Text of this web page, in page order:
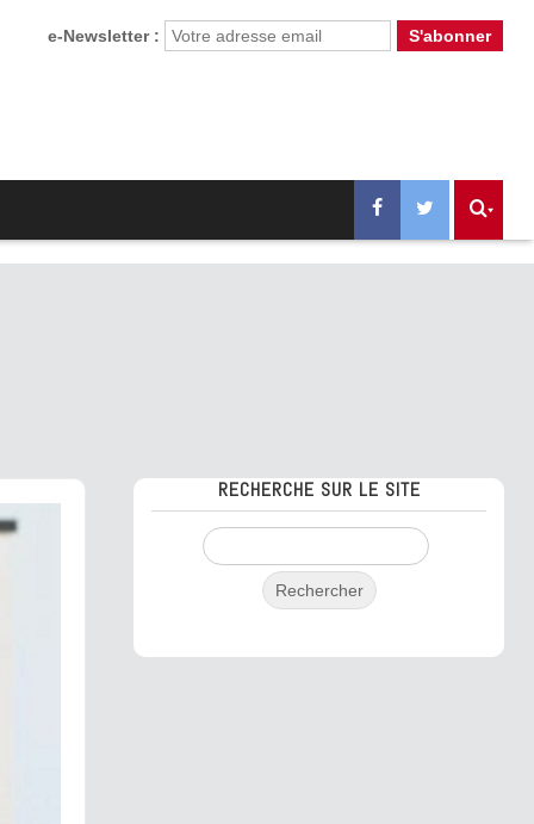
e-Newsletter :
RECHERCHE SUR LE SITE